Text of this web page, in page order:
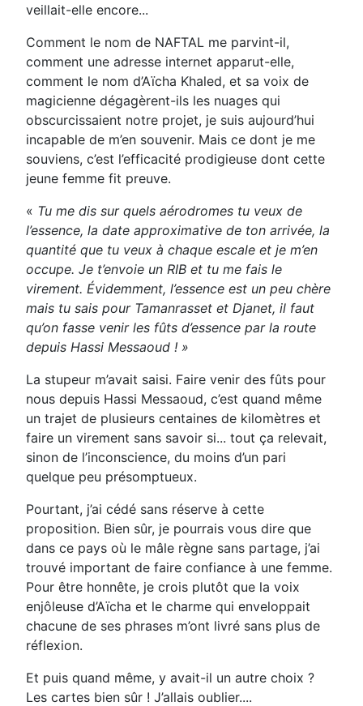
veillait-elle encore...
Comment le nom de NAFTAL me parvint-il,
comment une adresse internet apparut-elle,
comment le nom d’Aïcha Khaled, et sa voix de
magicienne dégagèrent-ils les nuages qui
obscurcissaient notre projet, je suis aujourd’hui
incapable de m’en souvenir. Mais ce dont je me
souviens, c’est l’efficacité prodigieuse dont cette
jeune femme fit preuve.
« Tu me dis sur quels aérodromes tu veux de
l’essence, la date approximative de ton arrivée, la
quantité que tu veux à chaque escale et je m’en
occupe. Je t’envoie un RIB et tu me fais le
virement. Évidemment, l’essence est un peu chère
mais tu sais pour Tamanrasset et Djanet, il faut
qu’on fasse venir les fûts d’essence par la route
depuis Hassi Messaoud ! »
La stupeur m’avait saisi. Faire venir des fûts pour
nous depuis Hassi Messaoud, c’est quand même
un trajet de plusieurs centaines de kilomètres et
faire un virement sans savoir si... tout ça relevait,
sinon de l’inconscience, du moins d’un pari
quelque peu présomptueux.
Pourtant, j’ai cédé sans réserve à cette
proposition. Bien sûr, je pourrais vous dire que
dans ce pays où le mâle règne sans partage, j’ai
trouvé important de faire confiance à une femme.
Pour être honnête, je crois plutôt que la voix
enjôleuse d’Aïcha et le charme qui enveloppait
chacune de ses phrases m’ont livré sans plus de
réflexion.
Et puis quand même, y avait-il un autre choix ?
Les cartes bien sûr ! J’allais oublier....